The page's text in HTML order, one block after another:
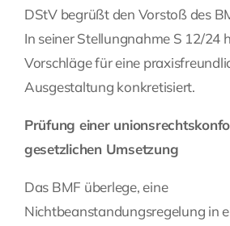
DStV begrüßt den Vorstoß des
In seiner Stellungnahme S 12/24
Vorschläge für eine
Ausgestaltung konkretisiert.
Prüfung einer
gesetzlichen Umsetzung
Das BMF überlege, eine
Nichtbeanstandungsregelung in